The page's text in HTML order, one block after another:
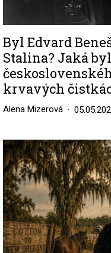
Byl Edvard
Stalina? Jaká
krvavých
Alena Mizerová
Image